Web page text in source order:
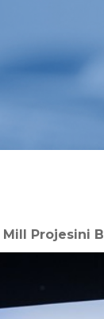
Projesini